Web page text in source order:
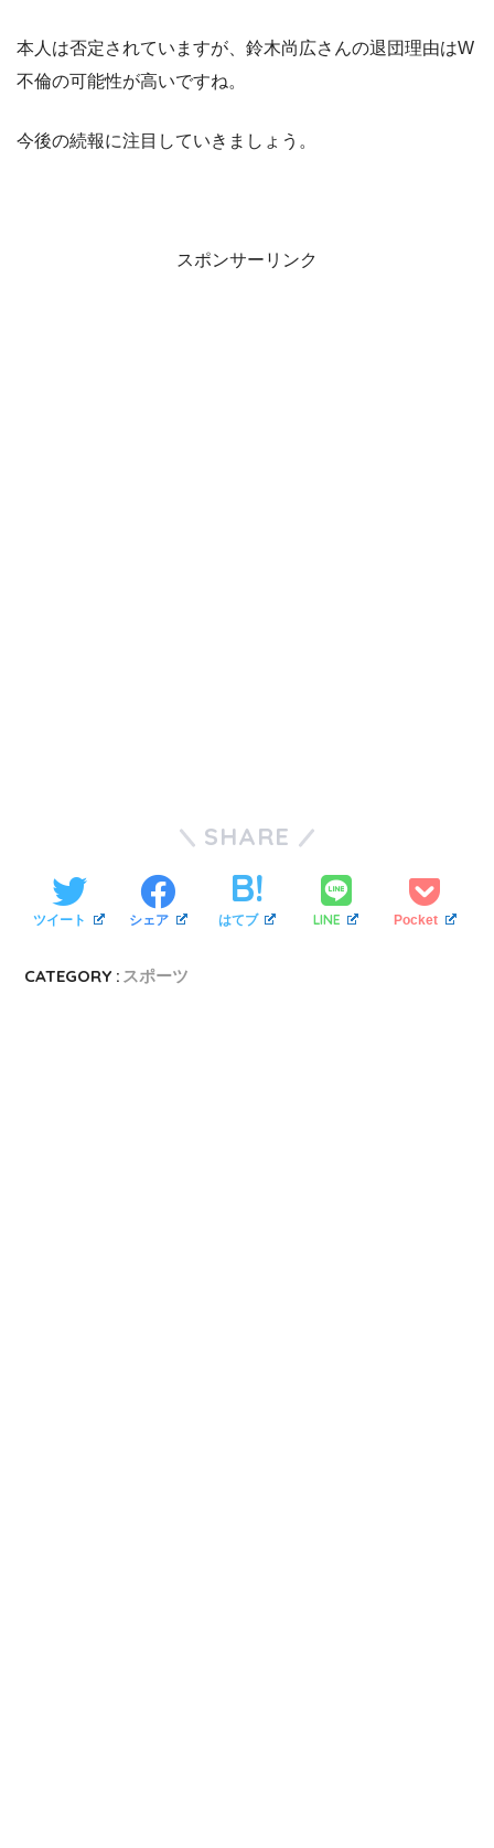
本人は否定されていますが、鈴木尚広さんの退団理由はW
不倫の可能性が高いですね。
今後の続報に注目していきましょう。
スポンサーリンク
SHARE
ツイート シェア はてブ LINE Pocket
CATEGORY : スポーツ